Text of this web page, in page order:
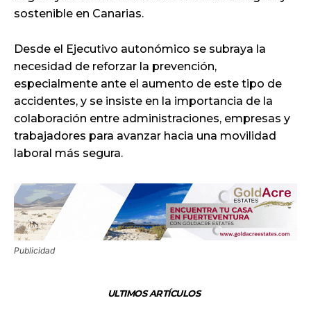
sostenible en Canarias.
Desde el Ejecutivo autonómico se subraya la
necesidad de reforzar la prevención,
especialmente ante el aumento de este tipo de
accidentes, y se insiste en la importancia de la
colaboración entre administraciones, empresas y
trabajadores para avanzar hacia una movilidad
laboral más segura.
Publicidad
ULTIMOS ARTÍCULOS